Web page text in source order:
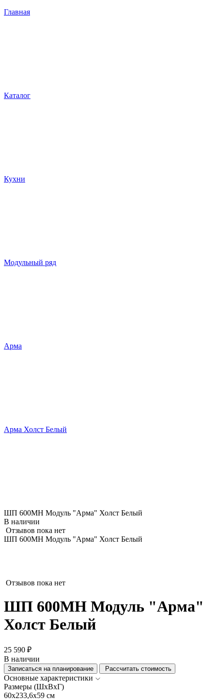
Главная
Каталог
Кухни
Модульный ряд
Арма
Арма Холст Белый
ШП 600МН Модуль "Арма" Холст Белый
В наличии
Отзывов пока нет
ШП 600МН Модуль "Арма" Холст Белый
Отзывов пока нет
ШП 600МН Модуль "Арма"
Холст Белый
25 590 ₽
В наличии
Записаться на планирование Рассчитать стоимость
Основные характеристики
Размеры (ШхВхГ)
60x233,6x59 см